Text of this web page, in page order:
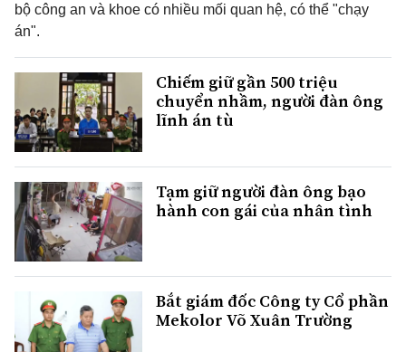
bộ công an và khoe có nhiều mối quan hệ, có thể "chạy
án".
Chiếm giữ gần 500 triệu
chuyển nhầm, người đàn ông
lĩnh án tù
Tạm giữ người đàn ông bạo
hành con gái của nhân tình
Bắt giám đốc Công ty Cổ phần
Mekolor Võ Xuân Trường